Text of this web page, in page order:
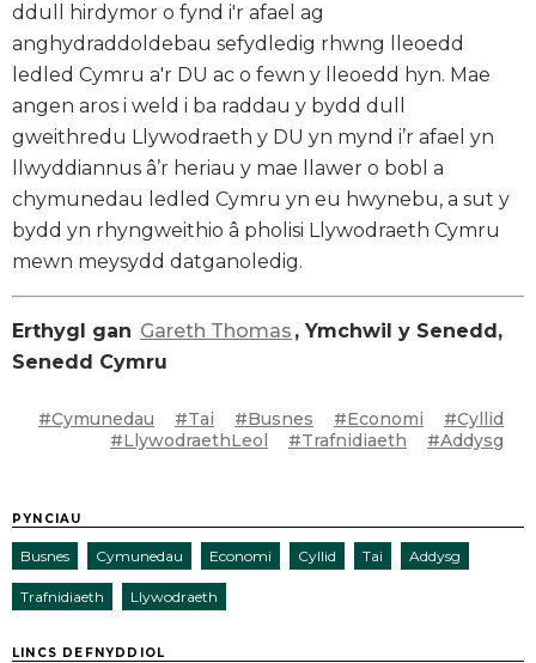
ddull hirdymor o fynd i'r afael ag
anghydraddoldebau sefydledig rhwng lleoedd
ledled Cymru a'r DU ac o fewn y lleoedd hyn. Mae
angen aros i weld i ba raddau y bydd dull
gweithredu Llywodraeth y DU yn mynd i’r afael yn
llwyddiannus â’r heriau y mae llawer o bobl a
chymunedau ledled Cymru yn eu hwynebu, a sut y
bydd yn rhyngweithio â pholisi Llywodraeth Cymru
mewn meysydd datganoledig.
Erthygl gan Gareth Thomas , Ymchwil y Senedd,
Senedd Cymru
#Cymunedau #Tai #Busnes #Economi
#Cyllid
#LlywodraethLeol
#Trafnidiaeth #Addysg
PYNCIAU
Busnes Cymunedau Economi Cyllid Tai Addysg
Trafnidiaeth Llywodraeth
LINCS DEFNYDDIOL